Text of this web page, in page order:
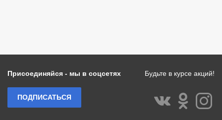
Присоединяйся - мы в соцсетях Будьте в курсе акций!
ПОДПИСАТЬСЯ